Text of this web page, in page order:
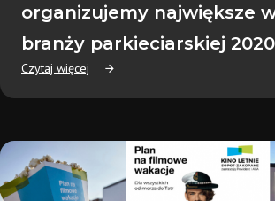
organizujemy największe
branży parkieciarskiej
Czytaj więcej